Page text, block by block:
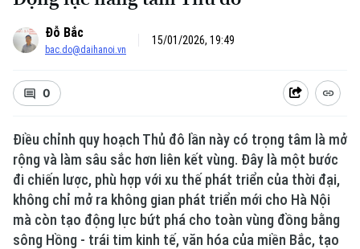
Đỗ Bắc
bac.do@daihanoi.vn
15/01/2026, 19:49
0
Điều chỉnh quy hoạch Thủ đô lần này có trọng tâm là mở
rộng và làm sâu sắc hơn liên kết vùng. Đây là một bước
đi chiến lược, phù hợp với xu thế phát triển của thời đại,
không chỉ mở ra không gian phát triển mới cho Hà Nội
mà còn tạo động lực bứt phá cho toàn vùng đồng bằng
sông Hồng - trái tim kinh tế, văn hóa của miền Bắc, tạo